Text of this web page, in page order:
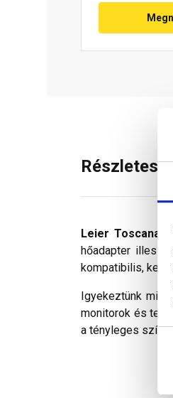
Részletes
Leier Toscana
hőadapter
kompatibilis,
Igyekeztünk
monitorok és
a tényleges